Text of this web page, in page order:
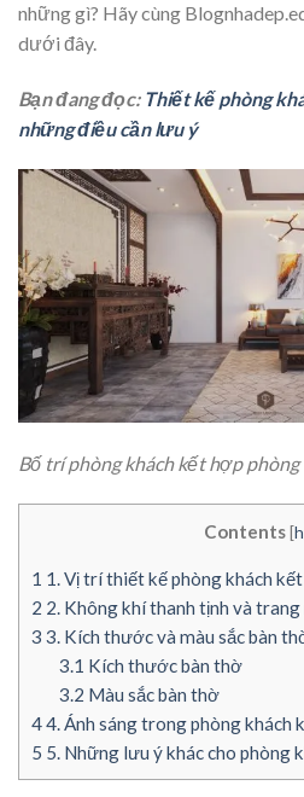
những gì? Hãy cùng
dưới đây.
Bạn đang đọc: Thiết kế phòng
những điều cần lưu ý
Bố trí phòng khách kết hợp
Contents[
1 1. Vị trí thiết kế phòng khách
2 2. Không khí thanh tịnh và
3 3. Kích thước và màu sắc bàn
3.1 Kích thước bàn thờ
3.2 Màu sắc bàn thờ
44. Ánh sáng trong phòng khách
5 5. Những lưu ý khác cho phòng